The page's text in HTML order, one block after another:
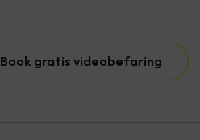
Book gratis videobefaring